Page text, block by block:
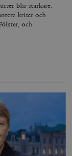
blir starkare.
kriser och
och